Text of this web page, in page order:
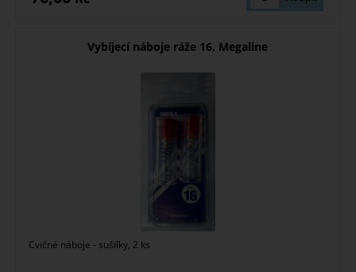
Vybíjecí náboje ráže 16, Megaline
Cvičné náboje - sušilky, 2 ks